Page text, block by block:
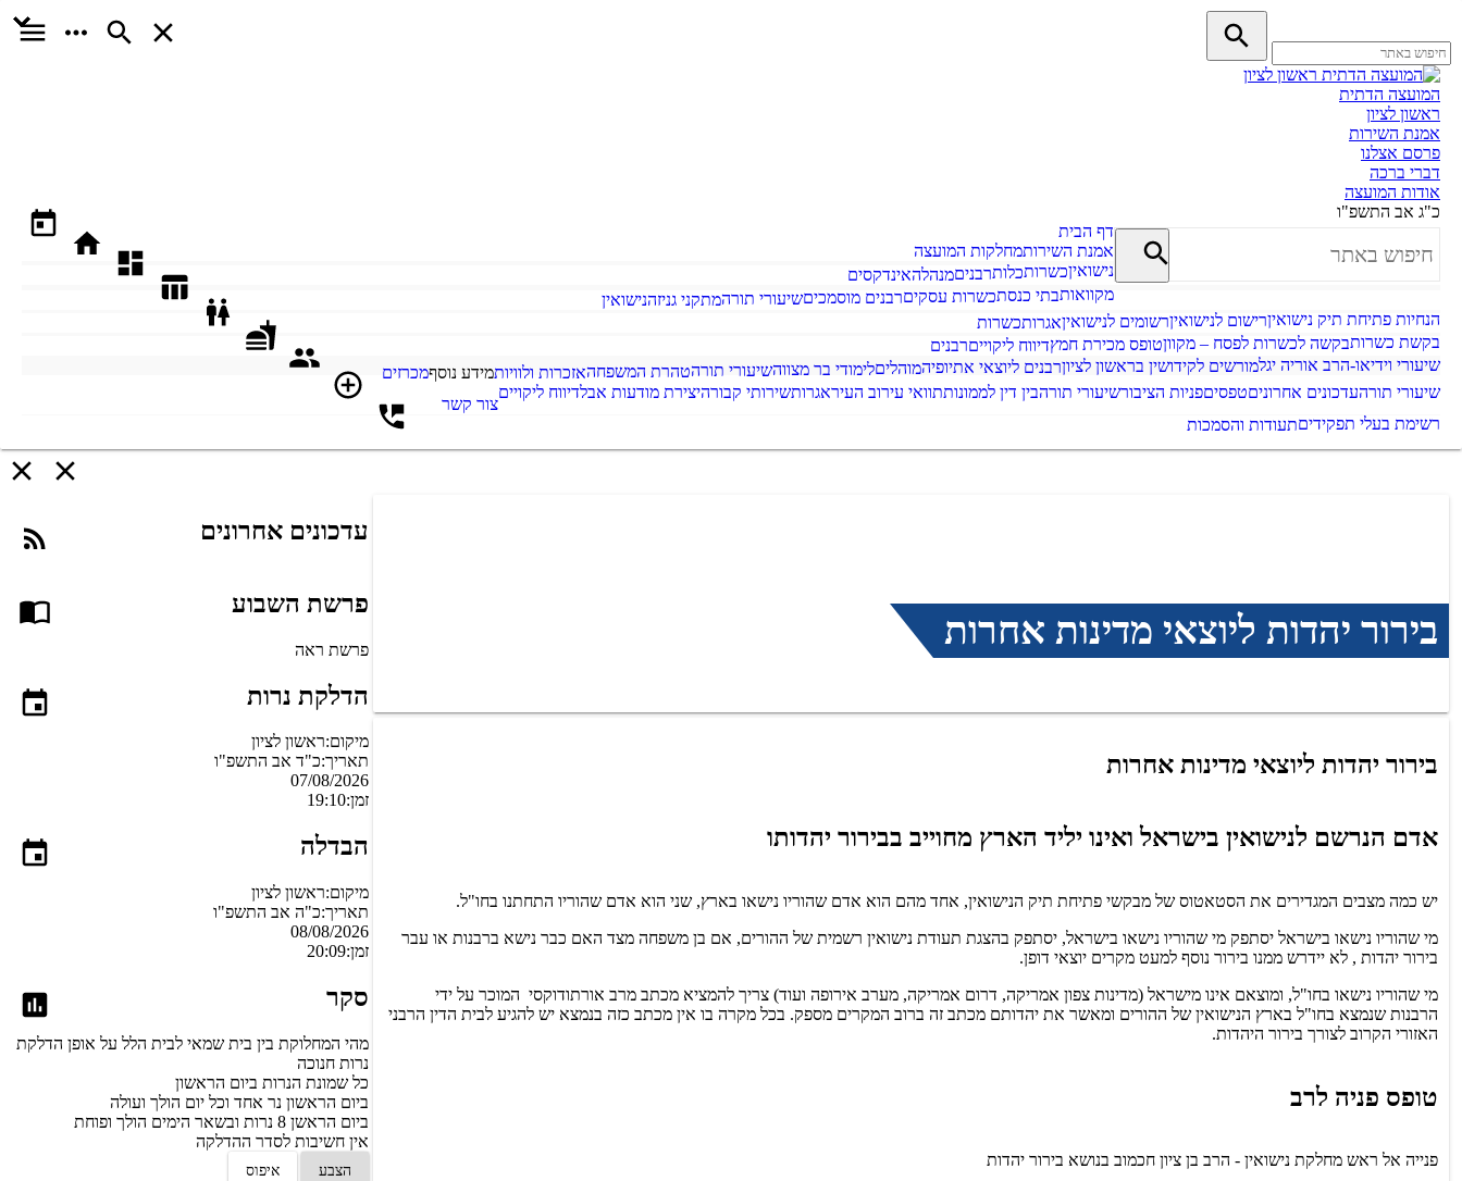
המועצה הדתית
ראשון לציון
אמנת השירות
פרסם אצלנו
דברי ברכה
אודות המועצה
כ"ג אב התשפ"ו
דף הבית
אמנת השירותמחלקות המועצה
נישואיןכשרותכלותרבניםמנהלהאינדקסים
מקוואותבתי כנסתכשרות עסקיםרבנים מוסמכיםשיעורי תורהמתקני גניזהנישואין
הנחיות פתיחת תיק נישואיןרישום לנישואיןרשומים לנישואיןאגרותכשרות
בקשת כשרותבקשה לכשרות לפסח – מקווןטופס מכירת חמץדיווח ליקוייםרבנים
שיעורי וידיאו-הרב אוריה יגלמורשים לקידושין בראשון לציוןרבנים ליוצאי אתיופיהמוהליםלימודי בר מצווהשיעורי תורהטהרת המשפחהאזכרות ולוויותמידע נוסףמכרזים
שיעורי תורהעדכונים אחרוניםטפסיםפניות הציבורשיעורי תורהבין דין לממונותתוואי עירוב העיראגרותשירותי קבורהיצירת מודעות אבלדיווח ליקויים
צור קשר
רשימת בעלי תפקידיםתעודות והסמכות
בירור יהדות ליוצאי מדינות אחרות
בירור יהדות ליוצאי מדינות אחרות
אדם הנרשם לנישואין בישראל ואינו יליד הארץ מחוייב בבירור יהדותו
יש כמה מצבים המגדירים את הסטאטוס של מבקשי פתיחת תיק הנישואין, אחד מהם הוא אדם שהוריו נישאו בארץ, שני הוא אדם שהוריו התחתנו בחו"ל.
מי שהוריו נישאו בישראל יסתפק מי שהוריו נישאו בישראל, יסתפק בהצגת תעודת נישואין רשמית של ההורים, אם בן משפחה מצד האם כבר נישא ברבנות או עבר
בירור יהדות , לא יידרש ממנו בירור נוסף למעט מקרים יוצאי דופן.
מי שהוריו נישאו בחו"ל, ומוצאם אינו מישראל (מדינות צפון אמריקה, דרום אמריקה, מערב אירופה ועוד) צריך להמציא מכתב מרב אורתודוקסי המוכר על ידי
הרבנות שנמצא בחו"ל בארץ הנישואין של ההורים ומאשר את יהדותם מכתב זה ברוב המקרים מספק. בכל מקרה בו אין מכתב כזה בנמצא יש להגיע לבית הדין הרבני
האזורי הקרוב לצורך בירור היהדות.
טופס פניה לרב
פנייה אל ראש מחלקת נישואין - הרב בן ציון חכמוב בנושא בירור יהדות
עדכונים אחרונים
פרשת השבוע
פרשת ראה
הדלקת נרות
מיקום:ראשון לציון
תאריך:כ"ד אב התשפ"ו
07/08/2026
זמן:19:10
הבדלה
מיקום:ראשון לציון
תאריך:כ"ה אב התשפ"ו
08/08/2026
זמן:20:09
סקר
מהי המחלוקת בין בית שמאי לבית הלל על אופן הדלקת
נרות חנוכה
כל שמונת הנרות ביום הראשון
ביום הראשון נר אחד וכל יום הולך ועולה
ביום הראשן 8 נרות ובשאר הימים הולך ופוחת
אין חשיבות לסדר ההדלקה
הצבע איפוס